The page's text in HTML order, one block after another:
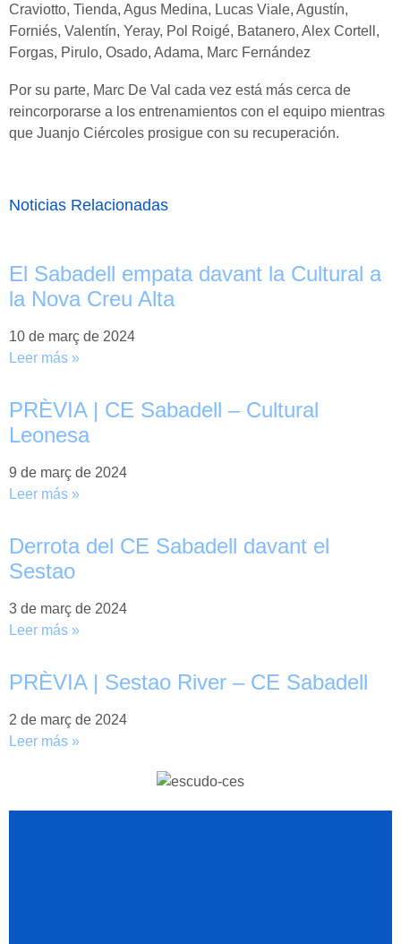
Craviotto, Tienda, Agus Medina, Lucas Viale, Agustín,
Forniés, Valentín, Yeray, Pol Roigé, Batanero, Alex Cortell,
Forgas, Pirulo, Osado, Adama, Marc Fernández
Por su parte, Marc De Val cada vez está más cerca de
reincorporarse a los entrenamientos con el equipo mientras
que Juanjo Ciércoles prosigue con su recuperación.
Noticias Relacionadas
El Sabadell empata davant la Cultural a
la Nova Creu Alta
10 de març de 2024
Leer más »
PRÈVIA | CE Sabadell – Cultural
Leonesa
9 de març de 2024
Leer más »
Derrota del CE Sabadell davant el
Sestao
3 de març de 2024
Leer más »
PRÈVIA | Sestao River – CE Sabadell
2 de març de 2024
Leer más »